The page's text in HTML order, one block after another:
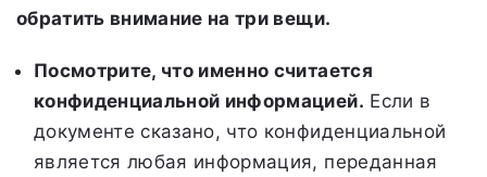
обратить внимание на три вещи.
Посмотрите, что именно считается
конфиденциальной информацией. Если в
документе сказано, что конфиденциальной
является любая информация, переданная